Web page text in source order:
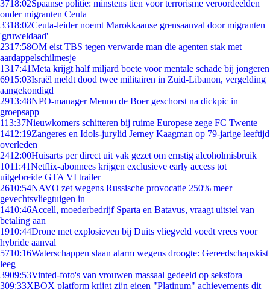
3718:02Spaanse politie: minstens tien voor terrorisme veroordeelden
onder migranten Ceuta
3318:02Ceuta-leider noemt Marokkaanse grensaanval door migranten
'gruweldaad'
2317:58OM eist TBS tegen verwarde man die agenten stak met
aardappelschilmesje
1317:41Meta krijgt half miljard boete voor mentale schade bij jongeren
6915:03Israël meldt dood twee militairen in Zuid-Libanon, vergelding
aangekondigd
2913:48NPO-manager Menno de Boer geschorst na dickpic in
groepsapp
113:37Nieuwkomers schitteren bij ruime Europese zege FC Twente
1412:19Zangeres en Idols-jurylid Jerney Kaagman op 79-jarige leeftijd
overleden
2412:00Huisarts per direct uit vak gezet om ernstig alcoholmisbruik
1011:41Netflix-abonnees krijgen exclusieve early access tot
uitgebreide GTA VI trailer
2610:54NAVO zet wegens Russische provocatie 250% meer
gevechtsvliegtuigen in
1410:46Accell, moederbedrijf Sparta en Batavus, vraagt uitstel van
betaling aan
1910:44Drone met explosieven bij Duits vliegveld voedt vrees voor
hybride aanval
5710:16Waterschappen slaan alarm wegens droogte: Gereedschapskist
leeg
3909:53Vinted-foto's van vrouwen massaal gedeeld op seksfora
309:33XBOX platform krijgt zijn eigen "Platinum" achievements dit